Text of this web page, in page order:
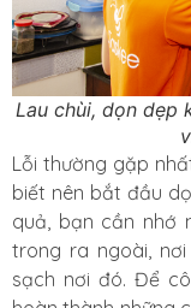
Lau chùi, dọn dẹp
Lỗi thường gặp
biết nên bắt đầu
quả, bạn cần nhớ
trong ra ngoài,
sạch nơi đó. Để